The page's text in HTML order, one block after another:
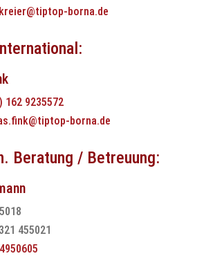
borna.de
162 9235572
borna.de
Beratung / Betreuung:
455021